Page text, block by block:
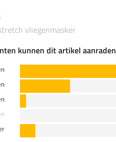
vliegenmasker
kunnen dit artikel aanraden